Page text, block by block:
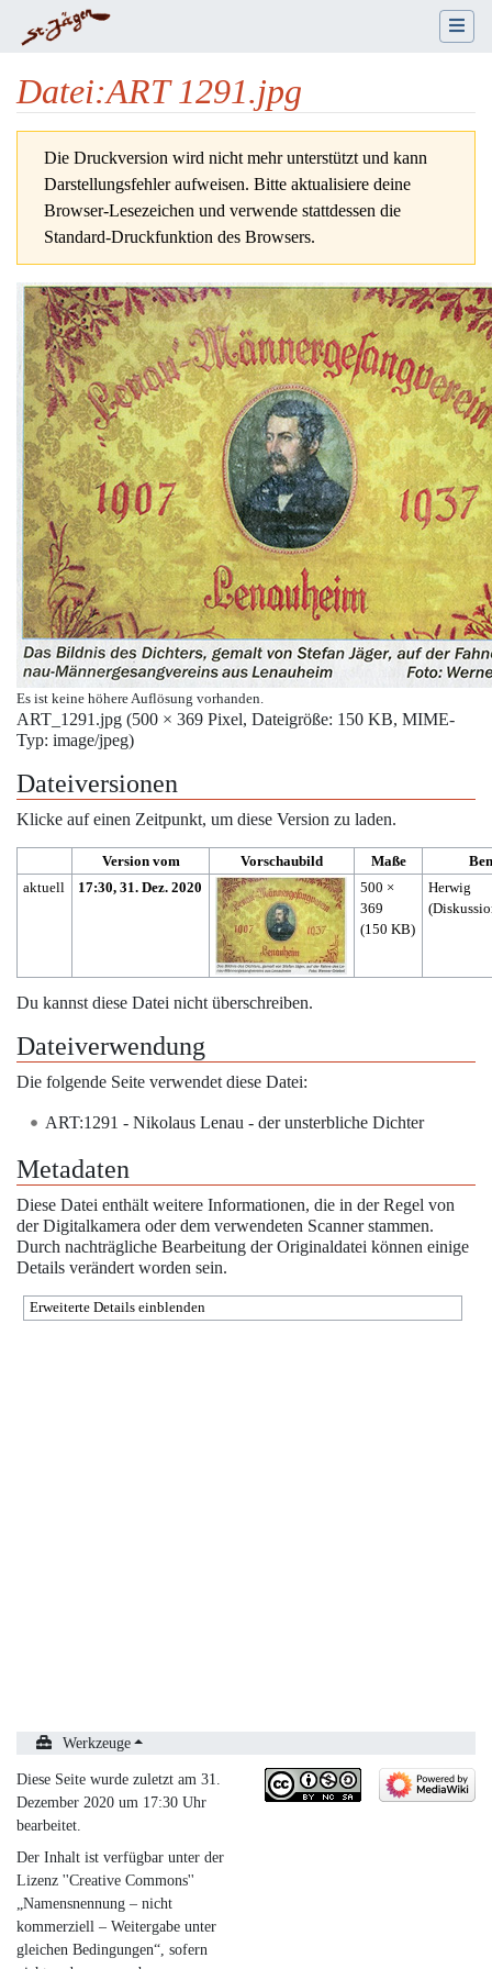
Datei:ART 1291.jpg
Die Druckversion wird nicht mehr unterstützt und kann
Darstellungsfehler aufweisen. Bitte aktualisiere deine
Browser-Lesezeichen und verwende stattdessen die
Standard-Druckfunktion des Browsers.
Es ist keine höhere Auflösung vorhanden.
ART_1291.jpg (500 × 369 Pixel, Dateigröße: 150 KB, MIME-
Typ: image/jpeg)
Dateiversionen
Klicke auf einen Zeitpunkt, um diese Version zu laden.
Version vom Vorschaubild Maße
aktuell
17:30, 31. Dez. 2020
500 ×
369
(150 KB)
Herwig
(
Du kannst diese Datei nicht überschreiben.
Dateiverwendung
Die folgende Seite verwendet diese Datei:
ART:1291 - Nikolaus Lenau - der unsterbliche Dichter
Metadaten
Diese Datei enthält weitere Informationen, die in der Regel von
der Digitalkamera oder dem verwendeten Scanner stammen.
Durch nachträgliche Bearbeitung der Originaldatei können einige
Details verändert worden sein.
Erweiterte Details einblenden
Werkzeuge
Diese Seite wurde zuletzt am 31.
Dezember 2020 um 17:30 Uhr
bearbeitet.
Der Inhalt ist verfügbar unter der
Lizenz ''Creative Commons''
„Namensnennung – nicht
kommerziell – Weitergabe unter
gleichen Bedingungen“, sofern